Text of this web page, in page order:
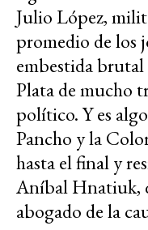
Julio López,
promedio de los
embestida
Plata de mucho
político. Y es
Pancho y la
hasta el final y
Aníbal Hnatiuk,
abogado de la